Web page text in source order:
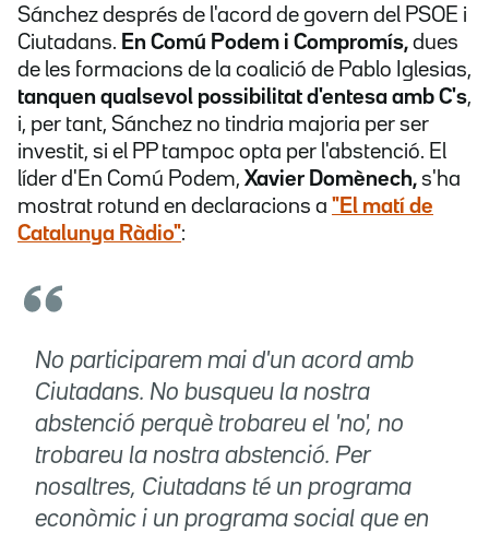
Sánchez després de l'acord de govern del PSOE i
Ciutadans. En Comú Podem i Compromís, dues
de les formacions de la coalició de Pablo Iglesias,
tanquen qualsevol possibilitat d'entesa amb C's,
i, per tant, Sánchez no tindria majoria per ser
investit, si el PP tampoc opta per l'abstenció. El
líder d'En Comú Podem, Xavier Domènech, s'ha
mostrat rotund en declaracions a "El matí de
Catalunya Ràdio":
No participarem mai d'un acord amb
Ciutadans. No busqueu la nostra
abstenció perquè trobareu el 'no', no
trobareu la nostra abstenció. Per
nosaltres, Ciutadans té un programa
econòmic i un programa social que en